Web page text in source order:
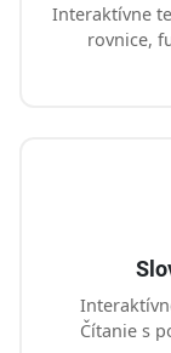
Interaktívne
rovnice,
Čítanie s